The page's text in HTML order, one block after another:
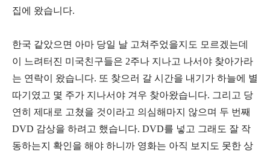
집에 왔습니다.
한국 같았으면 아마 당일 날 고쳐주었을지도 모르겠는데
이 느려터진 미국친구들은 2주나 지나고 나서야 찾아가라
는 연락이 왔습니다. 또 찾으러 갈 시간을 내기가 하늘에 별
따기였고 몇 주가 지나서야 겨우 찾아왔습니다. 그리고 당
연히 제대로 고쳤을 것이라고 의심해마지 않으며 두 번째
DVD 감상을 하려고 했습니다. DVD를 넣고 그래도 잘 작
동하는지 확인을 해야 하니까 영화는 아직 보지도 못한 상